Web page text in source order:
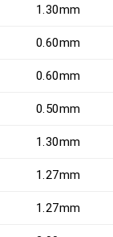
1.30mm
0.60mm
0.60mm
0.50mm
1.30mm
1.27mm
1.27mm